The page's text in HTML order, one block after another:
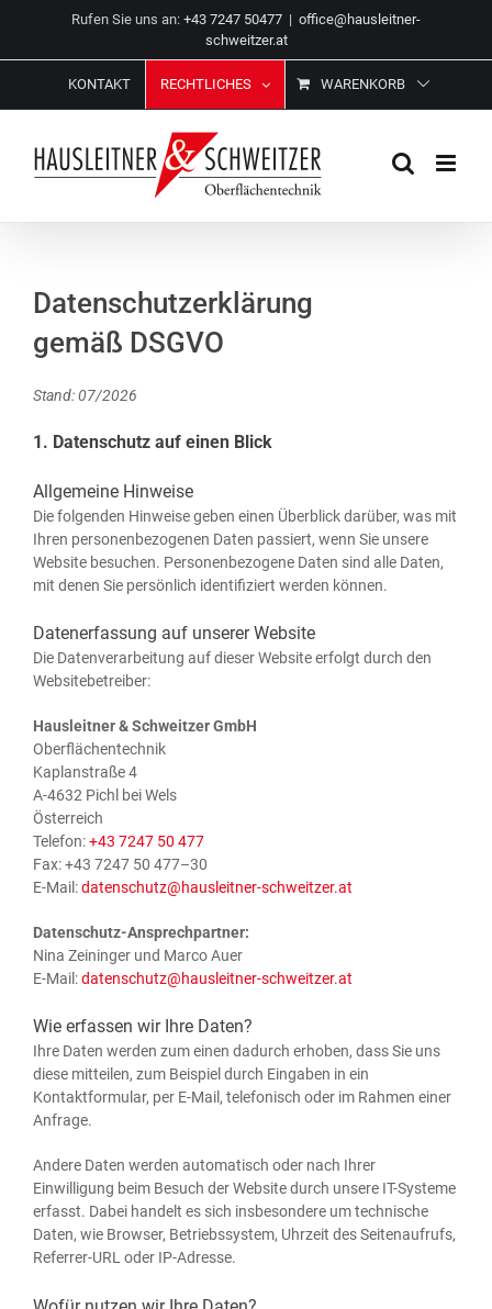
springen
Rufen Sie uns an: +43 7247 50477 | office@hausleitner-
schweitzer.at
KONTAKT RECHTLICHES WARENKORB
Datenschutzerklärung
gemäß DSGVO
Stand: 07/2026
1. Datenschutz auf einen Blick
Allgemeine Hinweise
Die fol­gen­den Hin­wei­se geben einen Über­blick dar­über, was mit
Ihren per­so­nen­be­zo­ge­nen Daten pas­siert, wenn Sie unse­re
Web­site besu­chen. Per­so­nen­be­zo­ge­ne Daten sind alle Daten,
mit denen Sie per­sön­lich iden­ti­fi­ziert wer­den können.
Datenerfassung auf unserer Website
Die Daten­ver­ar­bei­tung auf die­ser Web­site erfolgt durch den
Websitebetreiber:
Haus­leit­ner & Schweit­zer GmbH
Oberflächentechnik
Kaplan­stra­ße 4
A‑4632 Pichl bei Wels
Österreich
Tele­fon:+43 7247 50 477
Fax: +43 7247 50 477–30
E‑Mail:datenschutz@hausleitner-schweitzer.at
Daten­schutz-Ansprech­part­ner:
Nina Zei­nin­ger und Mar­co Auer
E‑Mail:datenschutz@hausleitner-schweitzer.at
Wie erfassen wir Ihre Daten?
Ihre Daten wer­den zum einen dadurch erho­ben, dass Sie uns
die­se mit­tei­len, zum Bei­spiel durch Ein­ga­ben in ein
Kon­takt­for­mu­lar, per E‑Mail, tele­fo­nisch oder im Rah­men einer
Anfrage.
Ande­re Daten wer­den auto­ma­tisch oder nach Ihrer
Ein­wil­li­gung beim Besuch der Web­site durch unse­re IT-Sys­te­me
erfasst. Dabei han­delt es sich ins­be­son­de­re um tech­ni­sche
Daten, wie Brow­ser, Betriebs­sys­tem, Uhr­zeit des Sei­ten­auf­rufs,
Refer­rer-URL oder IP-Adresse.